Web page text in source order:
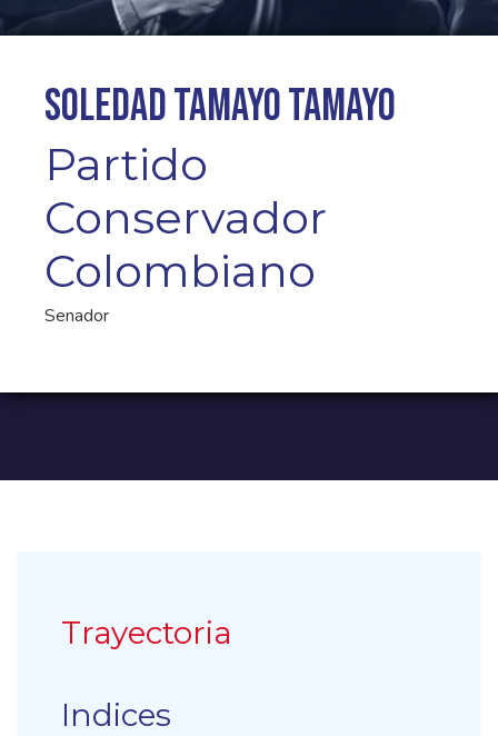
Soledad Tamayo Tamayo
Partido
Conservador
Colombiano
Senador
Trayectoria
Indices